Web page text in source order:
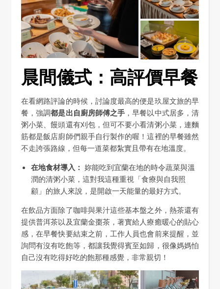
晨間儀式：高評價早餐
在看網路評論的時候，討論度最高的便是玖屋文旅的早
餐，強調都是出自廚房師傅之手 ，早餐以中式居多，清
粥小菜、饅頭還有刈包，但可不要小看清粥小菜，連麵
筋都是飯店廚師們親手自行製作的喔！這裡的早餐雖然
不走誇張路線，但每一道菜都紮實且帶有在地溫度。
在地食材導入： 妳能吃到宜蘭在地的時令蔬菜與溫
潤的清粥小菜，這對我這種重視「食療與自我照
顧」的旅人來說，是開啟一天能量的最好方式。
在飲品方面除了咖啡與果汁這些基本盤之外，熱茶還有
提供普洱茶以及宜蘭金棗茶，著實給人療癒暖心的貼心
感，在早餐快要結束之前，工作人員也會前來提醒，並
詢問有沒有吃飽等，都讓我覺得賓至如歸，很像媽媽怕
自己沒有吃得好吃的飽那種感覺，非常親切！